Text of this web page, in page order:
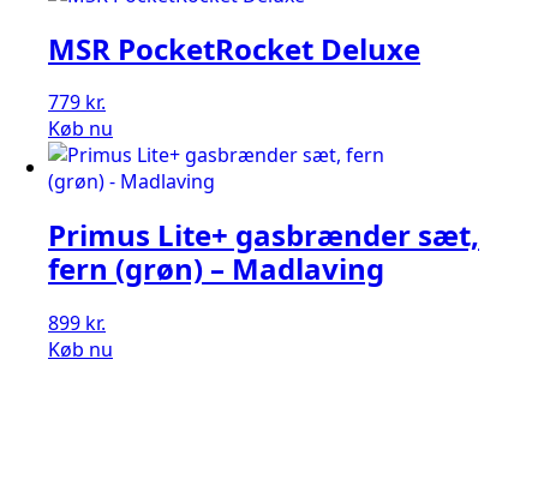
MSR PocketRocket Deluxe
779 kr.
Køb nu
Primus Lite+ gasbrænder sæt,
fern (grøn) – Madlaving
899 kr.
Køb nu